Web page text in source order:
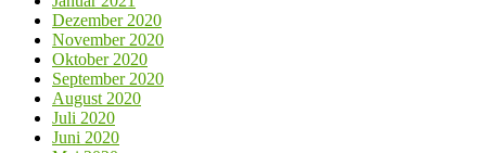
Dezember 2020
November 2020
Oktober 2020
September 2020
August 2020
Juli 2020
Juni 2020